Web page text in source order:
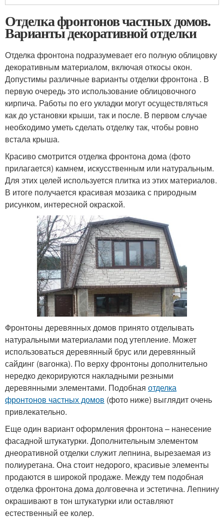
Отделка фронтонов частных домов.
Варианты декоративной отделки
Отделка фронтона подразумевает его полную облицовку
декоративным материалом, включая откосы окон.
Допустимы различные варианты отделки фронтона . В
первую очередь это использование облицовочного
кирпича. Работы по его укладки могут осуществляться
как до установки крыши, так и после. В первом случае
необходимо уметь сделать отделку так, чтобы ровно
встала крыша.
Красиво смотрится отделка фронтона дома (фото
прилагается) камнем, искусственным или натуральным.
Для этих целей используется плитка из этих материалов.
В итоге получается красивая мозаика с природным
рисунком, интересной окраской.
Фронтоны деревянных домов принято отделывать
натуральными материалами под утепление. Может
использоваться деревянный брус или деревянный
сайдинг (вагонка). По верху фронтоны дополнительно
нередко декорируются накладными резными
деревянными элементами. Подобная отделка
фронтонов частных домов (фото ниже) выглядит очень
привлекательно.
Еще один вариант оформления фронтона – нанесение
фасадной штукатурки. Дополнительным элементом
днеоративной отделки служит лепнина, вырезаемая из
полиуретана. Она стоит недорого, красивые элементы
продаются в широкой продаже. Между тем подобная
отделка фронтона дома долговечна и эстетична. Лепнину
окрашивают в тон штукатурки или оставляют
естественный ее колер.